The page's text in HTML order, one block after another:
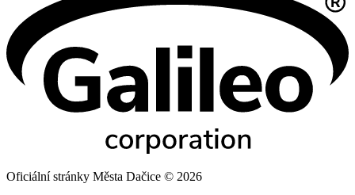
Oficiální stránky Města Dačice © 2026